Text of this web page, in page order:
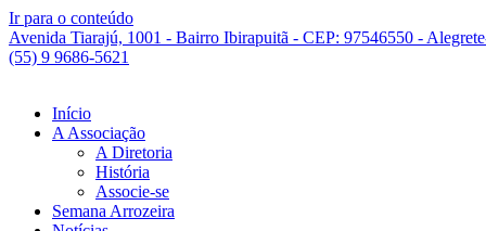
Ir para o conteúdo
Avenida Tiarajú, 1001 - Bairro Ibirapuitã - CEP: 97546550 -
(55) 9 9686-5621
Início
A Associação
A Diretoria
História
Associe-se
Semana Arrozeira